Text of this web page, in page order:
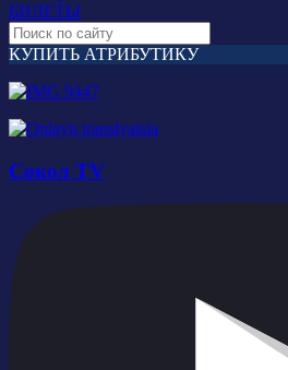
БИЛЕТЫ
КУПИТЬ АТРИБУТИКУ
Сокол TV